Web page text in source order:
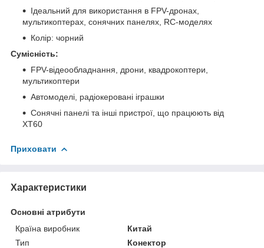
Ідеальний для використання в FPV-дронах,
мультикоптерах, сонячних панелях, RC-моделях
Колір: чорний
Сумісність:
FPV-відеообладнання, дрони, квадрокоптери,
мультикоптери
Автомоделі, радіокеровані іграшки
Сонячні панелі та інші пристрої, що працюють від
XT60
Приховати
Характеристики
Основні атрибути
Країна виробник
Китай
Тип
Конектор